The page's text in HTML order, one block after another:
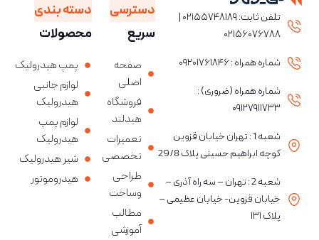
تلفن ثابت: ۰۲۱۵۵۷۴۸۱۸۹ |
۰۲۱۵۶۰۷۶۷۸۸
شماره همراه : ۰۹۲۰۱۷۶۱۸۴۶
شماره همراه (ضروری) :
۰۹۱۲۷۹۱۱۷۳۳
شعبه 1 : تهران خیابان قزوین
کوچه ابراهیم حسینی پلاک 29/8
شعبه 2 : تهران – سه راه آذری –
خیابان قزوین- خیابان عظیمی –
پلاک ۱۳۱
دسترسی
سریع
صفحه
اصلی
فروشگاه
هیدلند
تعمیرات
تخصصی
طراحی
وساخت
مطالب
آموزشی
دسته بندی
محصولات
پمپ هیدرولیک
لوازم جانبی
هیدرولیک
لوازم پمپ
هیدرولیک
شیر هیدرولیک
هیدروموتور